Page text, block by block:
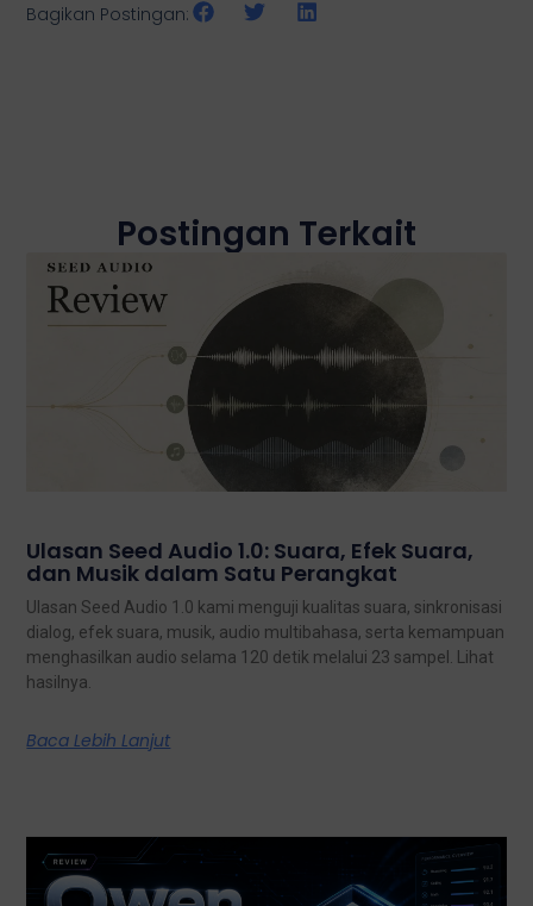
Bagikan Postingan:
Postingan Terkait
Ulasan Seed Audio 1.0: Suara, Efek Suara,
dan Musik dalam Satu Perangkat
Ulasan Seed Audio 1.0 kami menguji kualitas suara, sinkronisasi
dialog, efek suara, musik, audio multibahasa, serta kemampuan
menghasilkan audio selama 120 detik melalui 23 sampel. Lihat
hasilnya.
Baca Lebih Lanjut